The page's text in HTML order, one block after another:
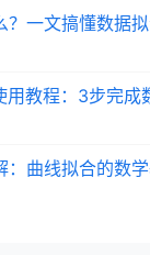
？一文搞懂数据
用教程：3步完成
：曲线拟合的数